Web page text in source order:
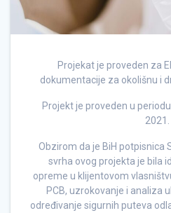
Projekat je proveden za
dokumentacije za okolišnu i
Projekt je proveden u
2021.
Obzirom da je BiH potpisnica
svrha ovog projekta je bila
opreme u klijentovom
PCB, uzrokovanje i analiza
određivanje sigurnih puteva